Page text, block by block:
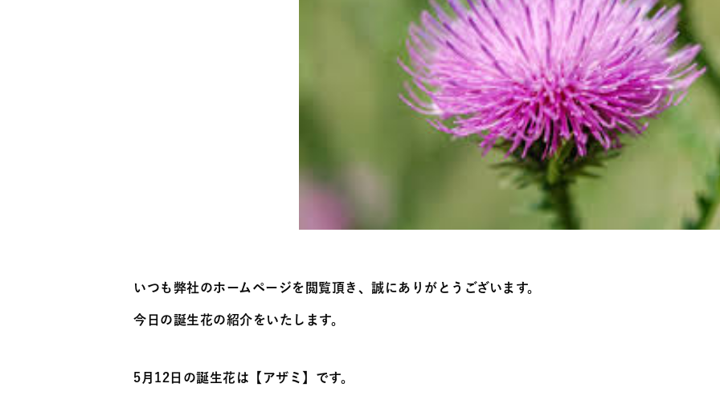
いつも弊社のホームページを閲覧頂き、誠にありがとうございます。
今日の誕生花の紹介をいたします。
5月12日の誕生花は【アザミ】です。